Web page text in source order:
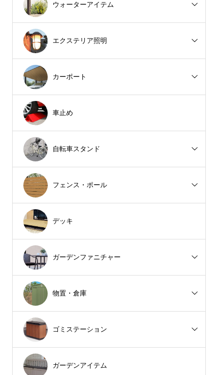
ウォーターアイテム
エクステリア照明
カーポート
車止め
自転車スタンド
フェンス・ポール
デッキ
ガーデンファニチャー
物置・倉庫
ゴミステーション
ガーデンアイテム